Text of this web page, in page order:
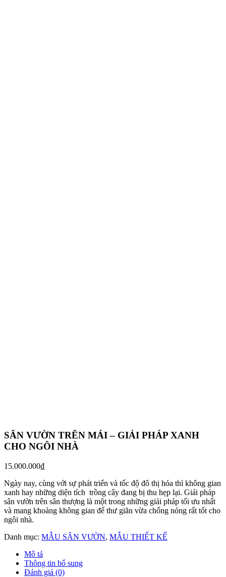
SÂN VƯỜN TRÊN MÁI – GIẢI PHÁP XANH
CHO NGÔI NHÀ
15.000.000₫
Ngày nay, cùng với sự phát triển và tốc độ đô thị hóa thì không gian
xanh hay những diện tích trồng cây đang bị thu hẹp lại. Giải pháp
sân vườn trên sân thượng là một trong những giải pháp tối ưu nhất
và mang khoảng không gian để thư giãn vừa chống nóng rất tốt cho
ngôi nhà.
Danh mục: MẪU SÂN VƯỜN, MẪU THIẾT KẾ
Mô tả
Thông tin bổ sung
Đánh giá (0)